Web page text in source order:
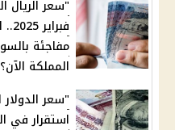
مفاجئة
المملكة الآن؟
استقرار في